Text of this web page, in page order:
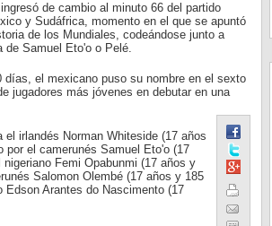
de cambio al minuto 66 del partido
y Sudáfrica, momento en el que se apuntó
de los Mundiales, codeándose junto a
de Samuel Eto'o o Pelé.
días, el mexicano puso su nombre en el sexto
jugadores más jóvenes en debutar en una
el irlandés Norman Whiteside (17 años
por el camerunés Samuel Eto'o (17
Femi Opabunmi (17 años y
Salomon Olembé (17 años y 185
Edson Arantes do Nascimento (17